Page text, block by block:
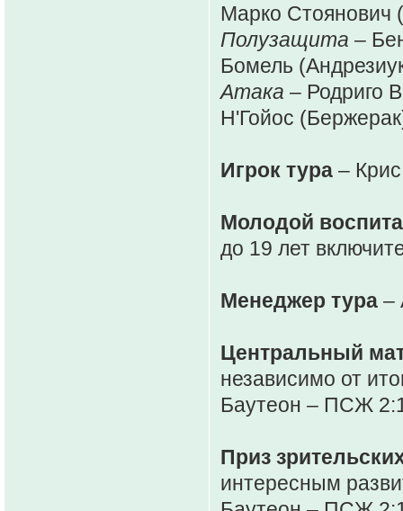
Марко Стоянович
Полузащита –
Бомель
Атака – Родриго
Н'Гойос
Игрок тура –
Молодой
до 19 лет
Менеджер тура –
Центральный
независимо от
Баутеон – ПСЖ
Приз
интересным